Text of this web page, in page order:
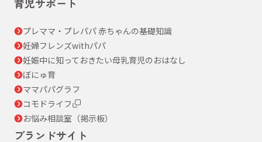
プレママ・プレパパ 赤ちゃんの基礎知識
妊婦フレンズwithパパ
妊娠中に知っておきたい母乳育児のおはなし
ぼにゅ育
ママパパグラフ
コモドライフ
お悩み相談室（掲示板）
ブランドサイト